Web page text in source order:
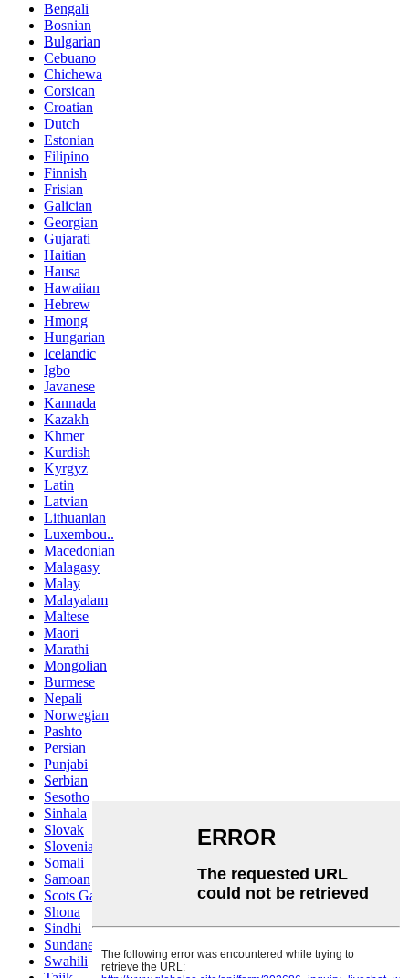
Bengali
Bosnian
Bulgarian
Cebuano
Chichewa
Corsican
Croatian
Dutch
Estonian
Filipino
Finnish
Frisian
Galician
Georgian
Gujarati
Haitian
Hausa
Hawaiian
Hebrew
Hmong
Hungarian
Icelandic
Igbo
Javanese
Kannada
Kazakh
Khmer
Kurdish
Kyrgyz
Latin
Latvian
Lithuanian
Luxembou..
Macedonian
Malagasy
Malay
Malayalam
Maltese
Maori
Marathi
Mongolian
Burmese
Nepali
Norwegian
Pashto
Persian
Punjabi
Serbian
Sesotho
Sinhala
Slovak
Slovenian
Somali
Samoan
Scots Gaelic
Shona
Sindhi
Sundanese
Swahili